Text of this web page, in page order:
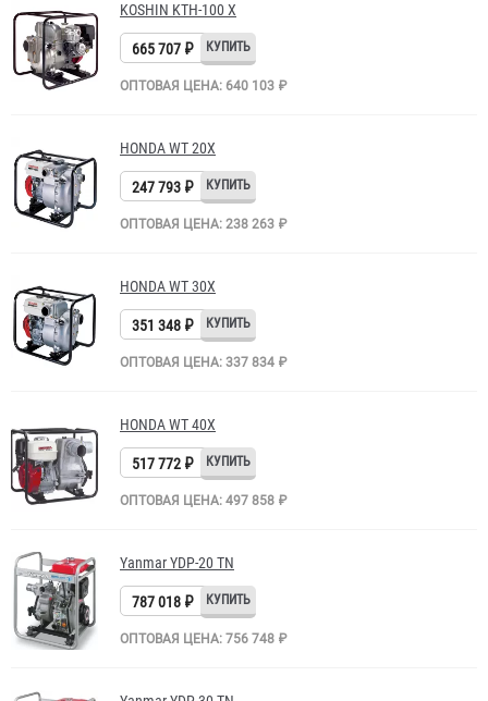
KOSHIN KTH-100 X
665 707 ₽
ОПТОВАЯ ЦЕНА: 640 103 ₽
HONDA WТ 20Х
247 793 ₽
ОПТОВАЯ ЦЕНА: 238 263 ₽
HONDA WТ 30Х
351 348 ₽
ОПТОВАЯ ЦЕНА: 337 834 ₽
HONDA WТ 40Х
517 772 ₽
ОПТОВАЯ ЦЕНА: 497 858 ₽
Yanmar YDP-20 TN
787 018 ₽
ОПТОВАЯ ЦЕНА: 756 748 ₽